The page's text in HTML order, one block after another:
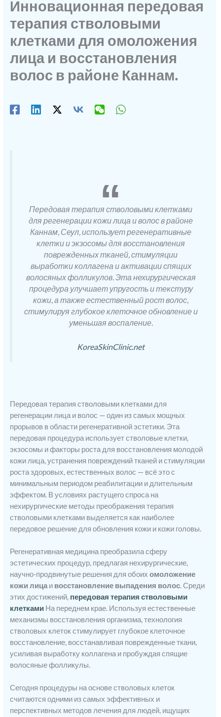
Инновационная передовая
терапия стволовыми
клетками для омоложения
лица и восстановления
волос в районе Каннам.
Передовая терапия стволовыми клетками
для регенерации кожи лица и волос в районе
Каннам, Сеул, использует регенеративные
клетки и экзосомы для восстановления
поврежденных тканей, стимуляции
выработки коллагена и активации спящих
волосяных фолликулов. Эта нехирургическая
процедура улучшает упругость и текстуру
кожи, а также естественный рост волос,
стимулируя глубокое клеточное обновление и
уменьшая воспаление.
KoreaSkinClinic.net
Передовая терапия стволовыми клетками для
регенерации лица и волос — один из самых мощных
прорывов в области регенеративной эстетики. Эта
передовая процедура использует стволовые клетки,
экзосомы и факторы роста для восстановления молодой
кожи лица, устранения повреждений тканей и стимуляции
роста здоровых, естественных волос — всё это с
минимальным периодом реабилитации и длительным
эффектом. В условиях растущего спроса на
нехирургические методы преображения терапия
стволовыми клетками выделяется как наиболее
передовое решение для обновления кожи и кожи головы.
Регенеративная медицина преобразила сферу
эстетических процедур, предлагая нехирургические,
научно-продвинутые решения для обоихомоложение
кожи лица и восстановление выпадения волос. Среди
этих достижений, передовая терапия стволовыми
клетками На переднем крае. Используя естественные
механизмы восстановления организма, технология
стволовых клеток стимулирует глубокое клеточное
восстановление, восстанавливая поврежденные ткани,
усиливая выработку коллагена и пробуждая спящие
волосяные фолликулы.
Сегодня процедуры на основе стволовых клеток
считаются одними из самых эффективных и
перспективных методов лечения для людей, ищущих